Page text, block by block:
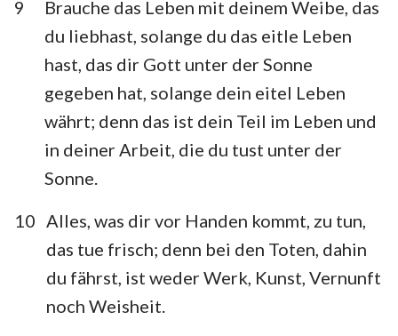
1 2 3
9
Brauche das Leben mit deinem Weibe, das
du liebhast, solange du das eitle Leben
hast, das dir Gott unter der Sonne
gegeben hat, solange dein eitel Leben
währt; denn das ist dein Teil im Leben und
in deiner Arbeit, die du tust unter der
Sonne.
10 Alles, was dir vor Handen kommt, zu tun,
das tue frisch; denn bei den Toten, dahin
du fährst, ist weder Werk, Kunst, Vernunft
noch Weisheit.